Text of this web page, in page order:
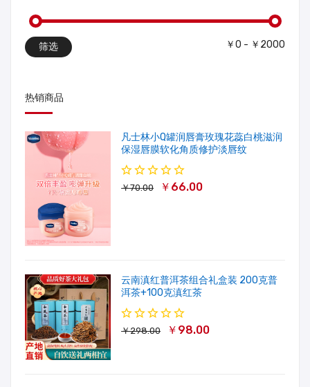
筛选 ￥0 - ￥2000
热销商品
凡士林小Q罐润唇膏玫瑰花蕊白桃滋润
保湿唇膜软化角质修护淡唇纹
￥70.00 ￥66.00
云南滇红普洱茶组合礼盒装 200克普
洱茶+100克滇红茶
￥298.00 ￥98.00